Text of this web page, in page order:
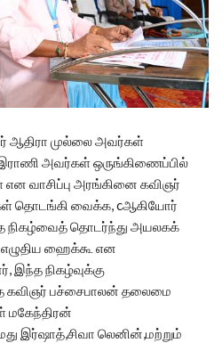
ஆதிரா முல்லை அவர்கள்
அவர்கள் ஒருங்கிணைப்பில்
வாசிப்பு அரங்கினை கவிஞர்
தொடங்கி வைக்க, cஆகியோர்
நிகழ்வைத் தொடர்ந்து அயலகக்
ஹைக்கூ என
இந்த நிகழ்வுக்கு
கவிஞர் பச்சைபாலன் தலைமை
மகேந்திரன்
இர்ஷாத்,சிவா லெனின்,மற்றும்